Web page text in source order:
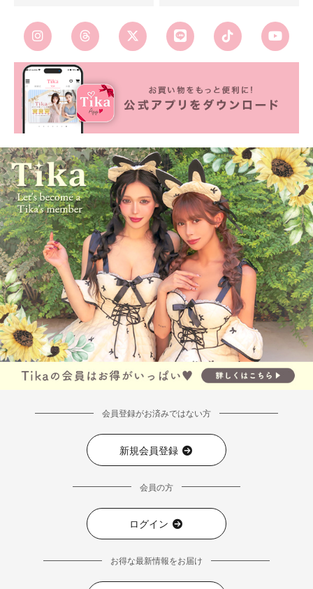
会員登録がお済みではない方
新規会員登録
会員の方
ログイン
お得な最新情報をお届け